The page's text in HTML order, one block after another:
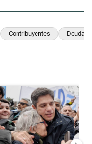
Contribuyentes Deudas
"Inflación: economistas
artículo de tendencia con